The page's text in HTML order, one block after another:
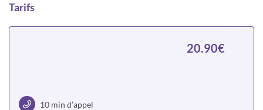
Tarifs
10 min d’appel
20.90€